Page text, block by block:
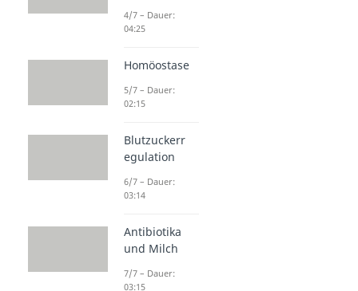
4/7 – Dauer:
04:25
Homöostase
5/7 – Dauer:
02:15
Blutzuckerr
egulation
6/7 – Dauer:
03:14
Antibiotika
und Milch
7/7 – Dauer:
03:15